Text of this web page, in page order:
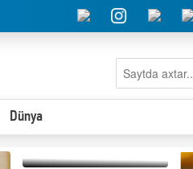
Dünya